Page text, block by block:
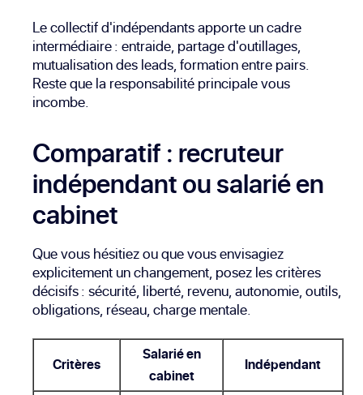
Le collectif d'indépendants apporte un cadre
intermédiaire : entraide, partage d'outillages,
mutualisation des leads, formation entre pairs.
Reste que la responsabilité principale vous
incombe.
Comparatif : recruteur
indépendant ou salarié en
cabinet
Que vous hésitiez ou que vous envisagiez
explicitement un changement, posez les critères
décisifs : sécurité, liberté, revenu, autonomie, outils,
obligations, réseau, charge mentale.
Critères
Salarié en
cabinet
Indépendant